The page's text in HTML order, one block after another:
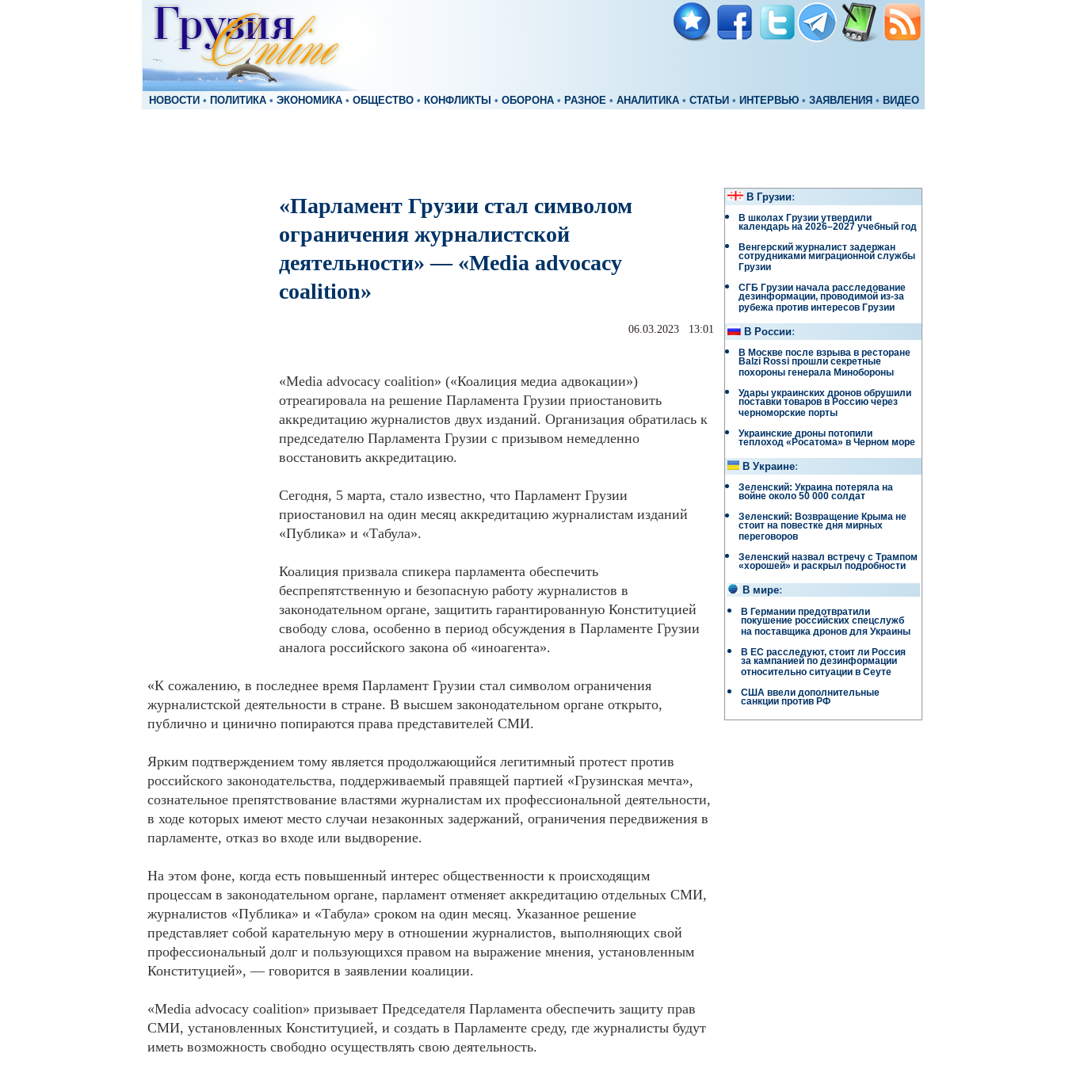
НОВОСТИ • ПОЛИТИКА • ЭКОНОМИКА • ОБЩЕСТВО • КОНФЛИКТЫ • ОБОРОНА • РАЗНОЕ • АНАЛИТИКА • СТАТЬИ • ИНТЕРВЬЮ • ЗАЯВЛЕНИЯ • ВИДЕО
«Парламент Грузии стал символом
ограничения журналистской
деятельности» — «Media advocacy
coalition»
06.03.2023 13:01
«Media advocacy coalition» («Коалиция медиа адвокации»)
отреагировала на решение Парламента Грузии приостановить
аккредитацию журналистов двух изданий. Организация обратилась к
председателю Парламента Грузии с призывом немедленно
восстановить аккредитацию.
Сегодня, 5 марта, стало известно, что Парламент Грузии
приостановил на один месяц аккредитацию журналистам изданий
«Публика» и «Табула».
Коалиция призвала спикера парламента обеспечить
беспрепятственную и безопасную работу журналистов в
законодательном органе, защитить гарантированную Конституцией
свободу слова, особенно в период обсуждения в Парламенте Грузии
аналога российского закона об «иноагента».
«К сожалению, в последнее время Парламент Грузии стал символом ограничения
журналистской деятельности в стране. В высшем законодательном органе открыто,
публично и цинично попираются права представителей СМИ.
Ярким подтверждением тому является продолжающийся легитимный протест против
российского законодательства, поддерживаемый правящей партией «Грузинская мечта»,
сознательное препятствование властями журналистам их профессиональной деятельности,
в ходе которых имеют место случаи незаконных задержаний, ограничения передвижения в
парламенте, отказ во входе или выдворение.
На этом фоне, когда есть повышенный интерес общественности к происходящим
процессам в законодательном органе, парламент отменяет аккредитацию отдельных СМИ,
журналистов «Публика» и «Табула» сроком на один месяц. Указанное решение
представляет собой карательную меру в отношении журналистов, выполняющих свой
профессиональный долг и пользующихся правом на выражение мнения, установленным
Конституцией», — говорится в заявлении коалиции.
«Media advocacy coalition» призывает Председателя Парламента обеспечить защиту прав
СМИ, установленных Конституцией, и создать в Парламенте среду, где журналисты будут
иметь возможность свободно осуществлять свою деятельность.
В Грузии:
В школах Грузии утвердили
календарь на 2026–2027 учебный год
Венгерский журналист задержан
сотрудниками миграционной службы
Грузии
СГБ Грузии начала расследование
дезинформации, проводимой из-за
рубежа против интересов Грузии
В России:
В Москве после взрыва в ресторане
Balzi Rossi прошли секретные
похороны генерала Минобороны
Удары украинских дронов обрушили
поставки товаров в Россию через
черноморские порты
Украинские дроны потопили
теплоход «Росатома» в Черном море
В Украине:
Зеленский: Украина потеряла на
войне около 50 000 солдат
Зеленский: Возвращение Крыма не
стоит на повестке дня мирных
переговоров
Зеленский назвал встречу с Трампом
«хорошей» и раскрыл подробности
В мире:
В Германии предотвратили
покушение российских спецслужб
на поставщика дронов для Украины
В ЕС расследуют, стоит ли Россия
за кампанией по дезинформации
относительно ситуации в Сеуте
США ввели дополнительные
санкции против РФ